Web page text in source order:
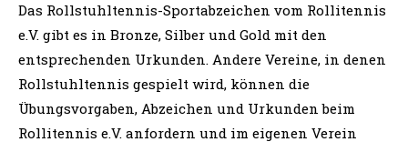
Das Rollstuhltennis-Sportabzeichen vom Rollitennis
e.V. gibt es in Bronze, Silber und Gold mit den
entsprechenden Urkunden. Andere Vereine, in denen
Rollstuhltennis gespielt wird, können die
Übungsvorgaben, Abzeichen und Urkunden beim
Rollitennis e.V. anfordern und im eigenen Verein